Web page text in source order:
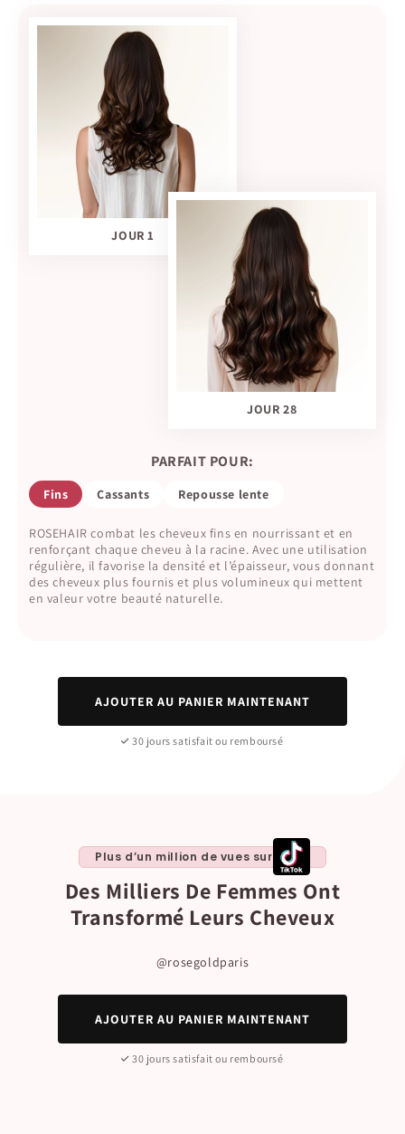
PARFAIT POUR:
Fins Cassants Repousse lente
ROSEHAIR combat les cheveux fins en nourrissant et en
renforçant chaque cheveu à la racine. Avec une utilisation
régulière, il favorise la densité et l’épaisseur, vous donnant
des cheveux plus fournis et plus volumineux qui mettent
en valeur votre beauté naturelle.
JOUR 1
JOUR 28
AJOUTER AU PANIER MAINTENANT
30 jours satisfait ou remboursé
Plus d’un million de vues sur
Des Milliers De Femmes Ont
Transformé Leurs Cheveux
@rosegoldparis
AJOUTER AU PANIER MAINTENANT
30 jours satisfait ou remboursé